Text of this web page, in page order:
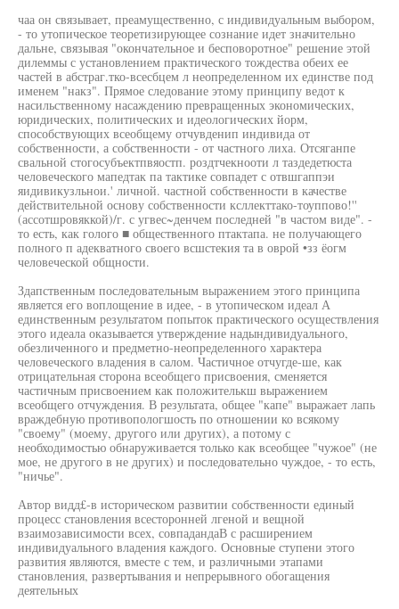
чаа он связывает, преамущественно, с индивидуальным выбором,
- то утопическое теоретизирующее сознание идет значительно
дальне, связывая "окончательное и бесповоротное" решение этой
дилеммы с установлением практического тождества обеих ее
частей в абстраг.тко-всесбцем л неопределенном их единстве под
именем "накз". Прямое следование этому принципу ведот к
насильственному насаждению превращенных экономических,
юридических, политических и идеологических йорм,
способствующих всеобщему отчувденип индивида от
собственности, а собственности - от частного лиха. Отсяганпе
свальной стогосубъектпвяостп. роздтчекнооти л таздедетюста
человеческого мапедтак па тактике совпадет с отвшгаппэи
яидивикузльнои.' личной. частной собственности в качестве
действительной основу собственности ксллекттако-тоуппово!''
(ассотшровяккой)/г. с угвес~денчем последней "в частом виде". -
то есть, как голого ■ общественного птактапа. не получающего
полного п адекватного своего всшстекия та в оврой •зз ёогм
человеческой общности.
Здапственным последовательным выражением этого принципа
является его воплощение в идее, - в утопическом идеал А
единственным результатом попыток практического осуществления
этого идеала оказывается утверждение надындивидуального,
обезличенного и предметно-неопределенного характера
человеческого владения в салом. Частичное отчугде-ше, как
отрицательная сторона всеобщего присвоения, сменяется
частичным присвоением как положителькш выражением
всеобщего отчуждения. В результата, общее "капе" выражает лапь
враждебную противопологшость по отношении ко всякому
"своему" (моему, другого или других), а потому с
необходимостью обнаруживается только как всеобщее "чужое" (не
мое, не другого в не других) и последовательно чуждое, - то есть,
"ничье".
Автор видд£-в историческом развитии собственности единый
процесс становления всесторонней лгеной и вещной
взаимозависимости всех, совпадандаВ с расширением
индивидуального владения каждого. Основные ступени этого
развития являются, вместе с тем, и различными этапами
становления, развертывания и непрерывного обогащения
деятельных